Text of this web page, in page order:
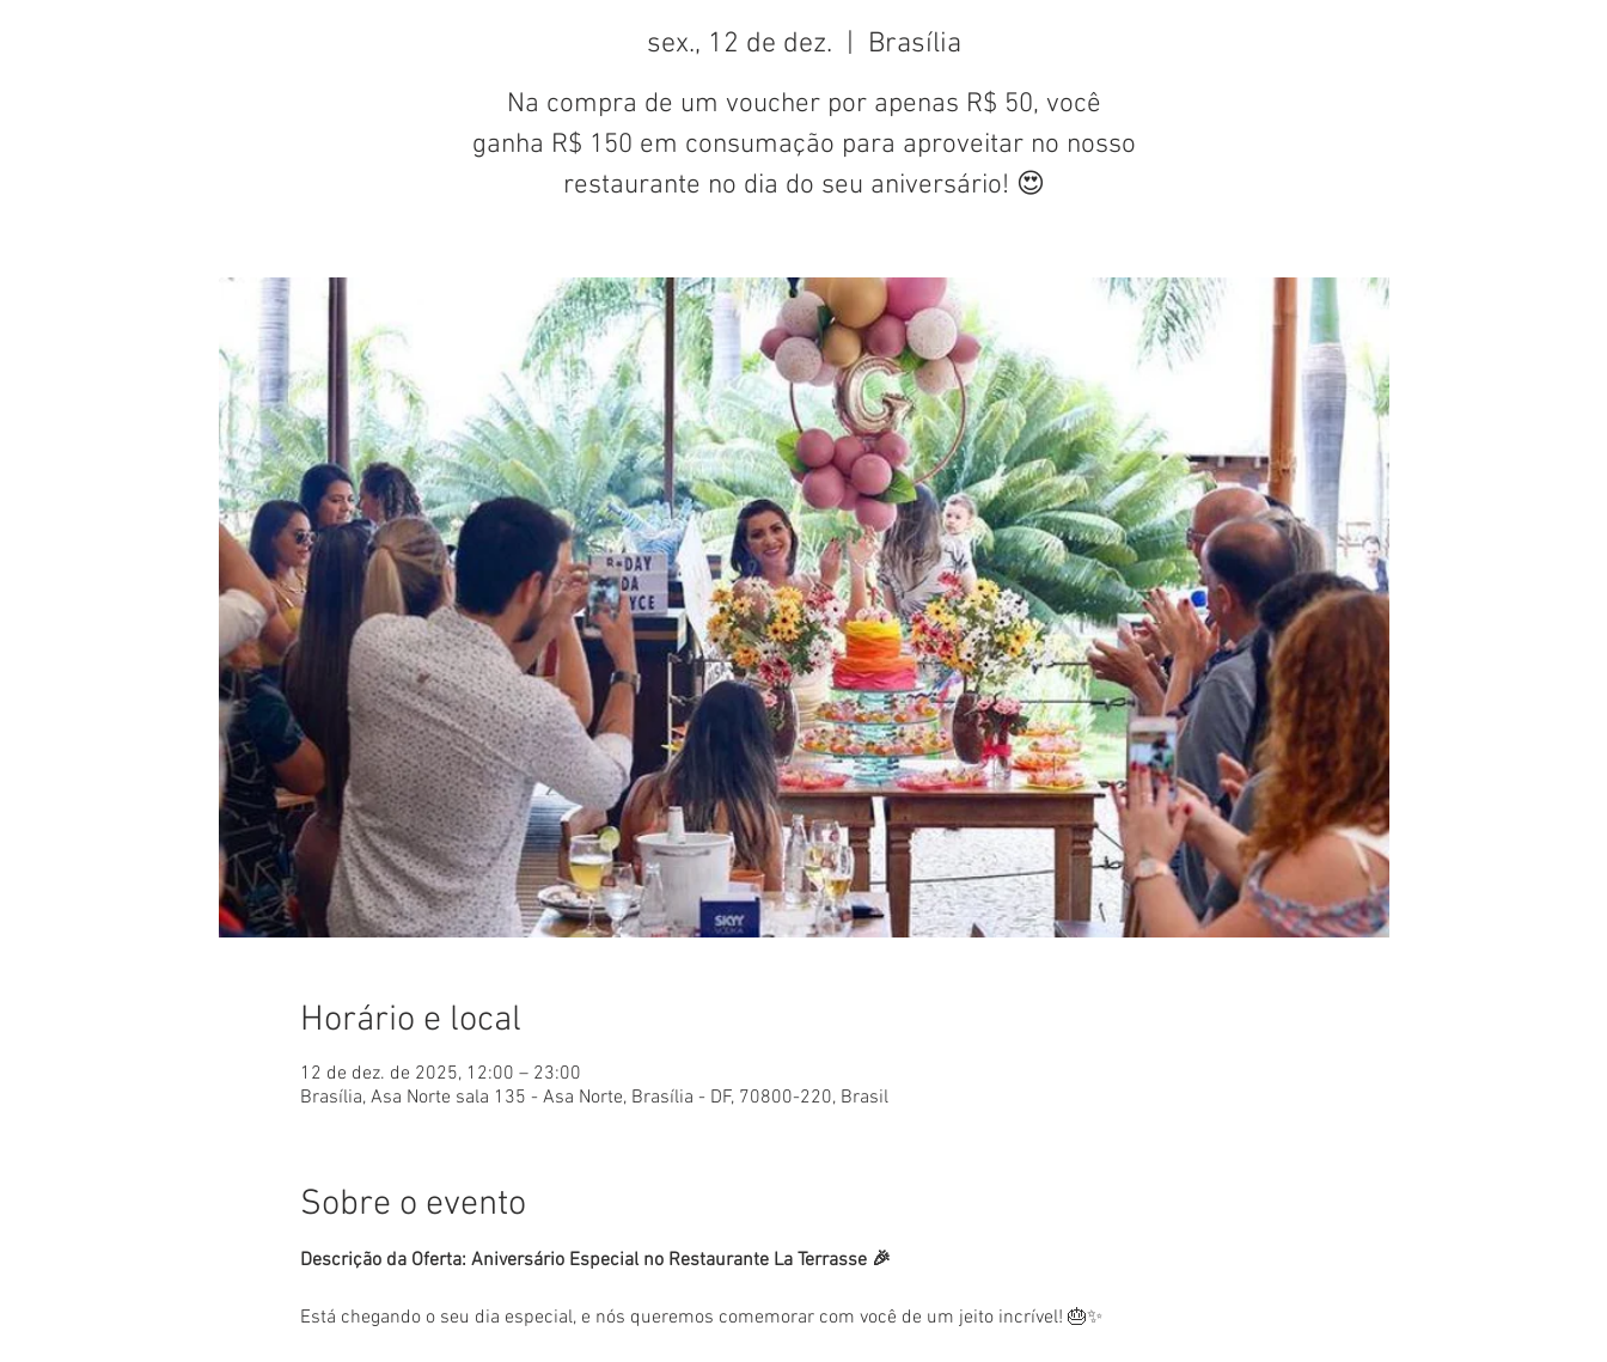
sex., 12 de dez.
Brasília
Na compra de um voucher por apenas R$ 50, você
ganha R$ 150 em consumação para aproveitar no nosso
restaurante no dia do seu aniversário! 😍
Horário e local
12 de dez. de 2025, 12:00 – 23:00
Brasília, Asa Norte sala 135 - Asa Norte, Brasília - DF, 70800-220, Brasil
Sobre o evento
Descrição da Oferta: Aniversário Especial no Restaurante La Terrasse 🎉
Está chegando o seu dia especial, e nós queremos comemorar com você de um jeito incrível! 🎂✨